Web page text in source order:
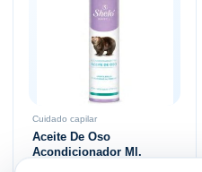
Cuidado capilar
Aceite De Oso
Acondicionador Ml.